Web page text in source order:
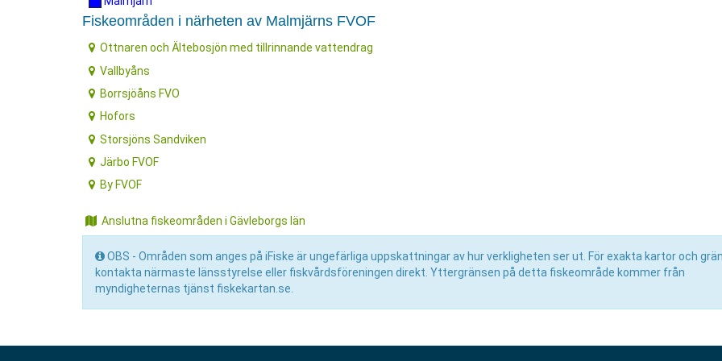
Fiskeområden i närheten av Malmjärns FVOF
Ottnaren och Ältebosjön med tillrinnande vattendrag
Vallbyåns
Borrsjöåns FVO
Hofors
Storsjöns Sandviken
Järbo FVOF
By FVOF
Anslutna fiskeområden i Gävleborgs län
OBS - Områden som anges på iFiske är ungefärliga uppskattningar av hur verkligheten ser ut. För exakta kartor och
kontakta närmaste länsstyrelse eller fiskvårdsföreningen direkt. Yttergränsen på detta fiskeområde kommer från
myndigheternas tjänst fiskekartan.se.